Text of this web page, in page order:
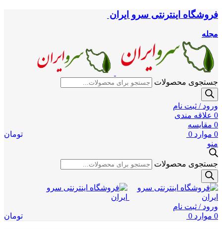
فروشگاه اینترنتی سرو ایران
مجله
جستجوی محصولات
ورود / ثبت نام
0 علاقه مندی
0 مقایسه
0 موارد 0
تومان
منو
جستجوی محصولات
ورود / ثبت نام
0 موارد 0 تومان